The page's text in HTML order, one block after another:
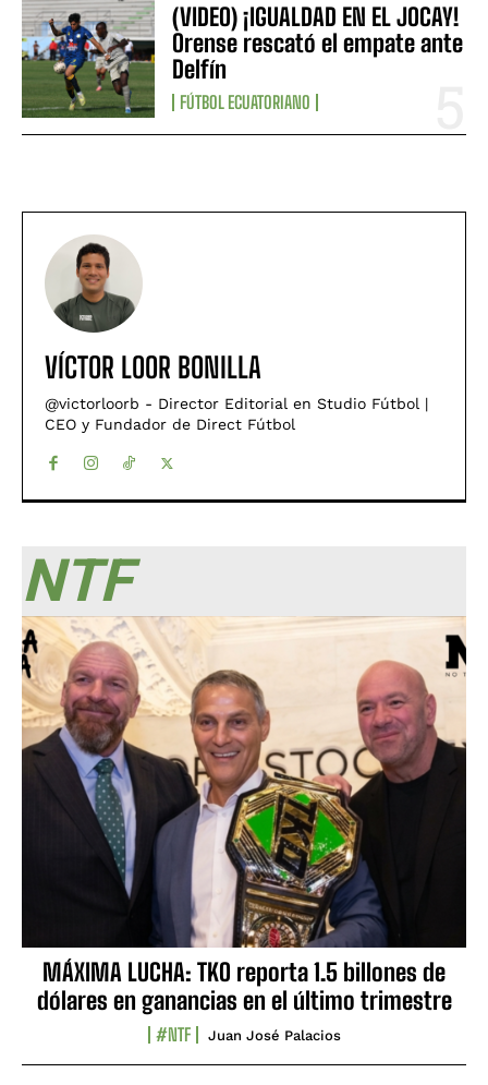
(VIDEO) ¡IGUALDAD EN EL JOCAY!
Orense rescató el empate ante
Delfín
FÚTBOL ECUATORIANO
VÍCTOR LOOR BONILLA
@victorloorb - Director Editorial en Studio Fútbol |
CEO y Fundador de Direct Fútbol
NTF
MÁXIMA LUCHA: TKO reporta 1.5 billones de
dólares en ganancias en el último trimestre
#NTF Juan José Palacios